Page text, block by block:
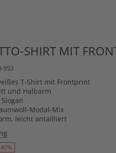
SHIRT MIT
953
T-Shirt mit Frontprint
und Halbarm
Modal-Mix
leicht antailliert